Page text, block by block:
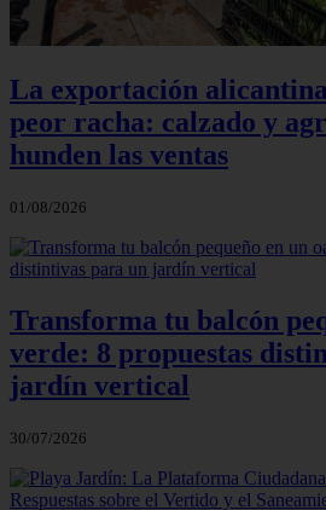
La exportación
peor racha: calzado y
hunden las ventas
01/08/2026
Transforma tu balcón
verde: 8 propuestas
jardín vertical
30/07/2026